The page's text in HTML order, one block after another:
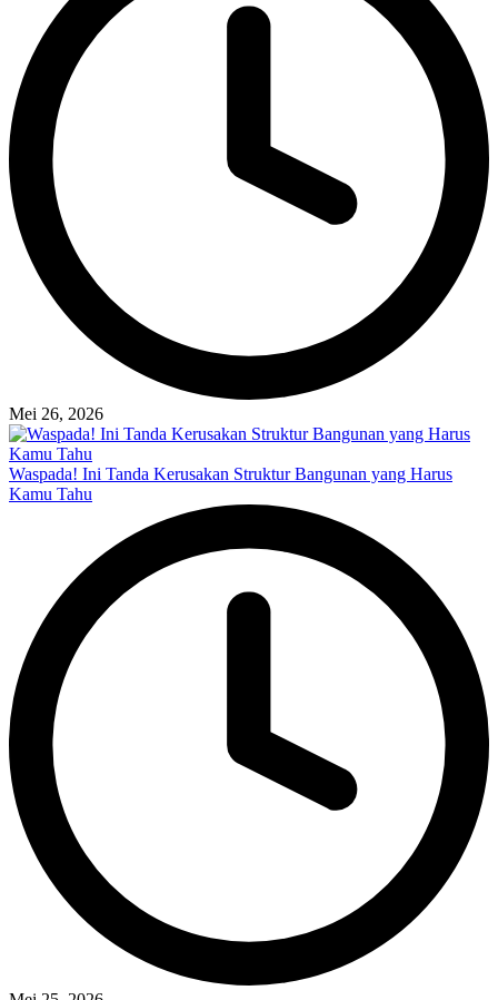
Mei 26, 2026
Waspada! Ini Tanda Kerusakan Struktur Bangunan yang Harus
Kamu Tahu